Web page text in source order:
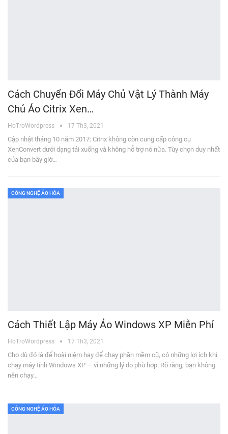
Cách Chuyển Đổi Máy Chủ Vật Lý Thành Máy
Chủ Ảo Citrix Xen…
HoTroWordpress 17 Th3, 2021
Cập nhật tháng 10 năm 2017: Citrix không còn cung cấp công cụ
XenConvert dưới dạng tải xuống và không hỗ trợ nó nữa. Tùy chọn duy nhất
của bạn bây giờ…
CÔNG NGHỆ ẢO HÓA
Cách Thiết Lập Máy Ảo Windows XP Miễn Phí
HoTroWordpress 17 Th3, 2021
Cho dù đó là để hoài niệm hay để chạy phần mềm cũ, có những lợi ích khi
chạy máy tính Windows XP — vì những lý do phù hợp. Rõ ràng, bạn không
nên chạy…
CÔNG NGHỆ ẢO HÓA